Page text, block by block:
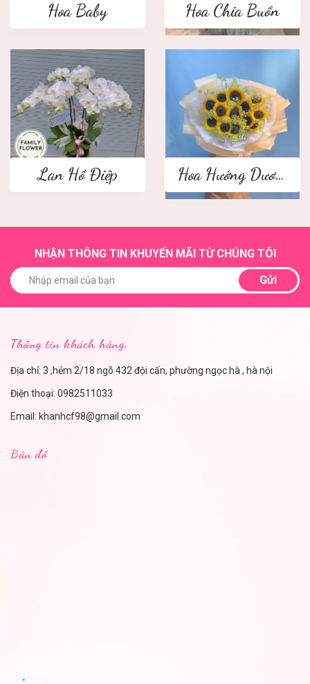
Hoa Baby Hoa Chia Buồn
Lan Hồ Điệp Hoa Hướng Dương
NHẬN THÔNG TIN KHUYẾN MÃI TỪ CHÚNG TÔI
Gửi
Thông tin khách hàng.
Địa chỉ: 3 ,hẻm 2/18 ngõ 432 đội cấn, phường ngọc hà , hà nội
Điện thoại: 0982511033
Email: khanhcf98@gmail.com
Bản đồ